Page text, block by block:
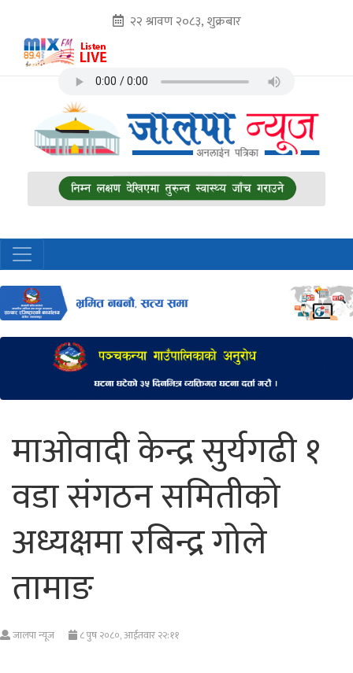
२२ श्रावण २०८३, शुक्रबार
माओवादी केन्द्र सुर्यगढी १
वडा संगठन समितीको
अध्यक्षमा रबिन्द्र गोले
तामाङ
जालपा न्यूज ८ पुष २०८०, आईतवार २२:११